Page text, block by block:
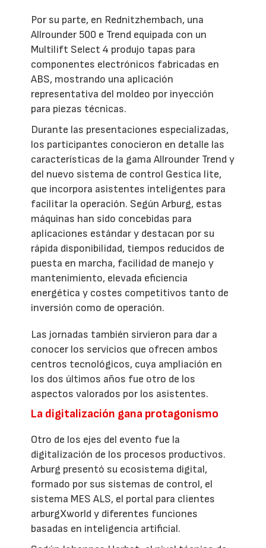
Por su parte, en Rednitzhembach, una
Allrounder 500 e Trend equipada con un
Multilift Select 4 produjo tapas para
componentes electrónicos fabricadas en
ABS, mostrando una aplicación
representativa del moldeo por inyección
para piezas técnicas.
Durante las presentaciones especializadas,
los participantes conocieron en detalle las
características de la gama Allrounder Trend y
del nuevo sistema de control Gestica lite,
que incorpora asistentes inteligentes para
facilitar la operación. Según Arburg, estas
máquinas han sido concebidas para
aplicaciones estándar y destacan por su
rápida disponibilidad, tiempos reducidos de
puesta en marcha, facilidad de manejo y
mantenimiento, elevada eficiencia
energética y costes competitivos tanto de
inversión como de operación.
Las jornadas también sirvieron para dar a
conocer los servicios que ofrecen ambos
centros tecnológicos, cuya ampliación en
los dos últimos años fue otro de los
aspectos valorados por los asistentes.
La digitalización gana protagonismo
Otro de los ejes del evento fue la
digitalización de los procesos productivos.
Arburg presentó su ecosistema digital,
formado por sus sistemas de control, el
sistema MES ALS, el portal para clientes
arburgXworld y diferentes funciones
basadas en inteligencia artificial.